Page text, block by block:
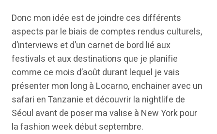
Donc mon idée est de joindre ces différents
aspects par le biais de comptes rendus culturels,
d’interviews et d’un carnet de bord lié aux
festivals et aux destinations que je planifie
comme ce mois d’août durant lequel je vais
présenter mon long à Locarno, enchainer avec un
safari en Tanzanie et découvrir la nightlife de
Séoul avant de poser ma valise à New York pour
la fashion week début septembre.